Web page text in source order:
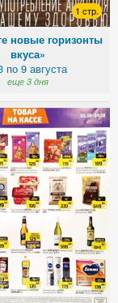
1 стр.
новые горизонты
вкуса»
по 9 августа
еще 3 дня